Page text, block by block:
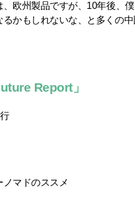
欧州製品ですが、10年後、
かもしれないな、と多くの
Report」
マドのススメ